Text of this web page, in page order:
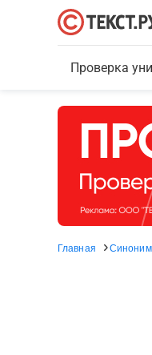
Проверка
Главная